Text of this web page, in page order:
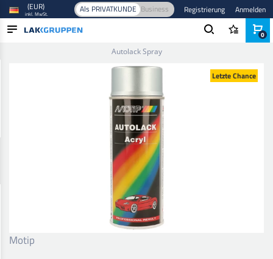
(EUR)
inkl. MwSt. Als PRIVATKUNDE Business Registrierung Anmelden
Autolack Spray
Letzte Chance
Motip
0